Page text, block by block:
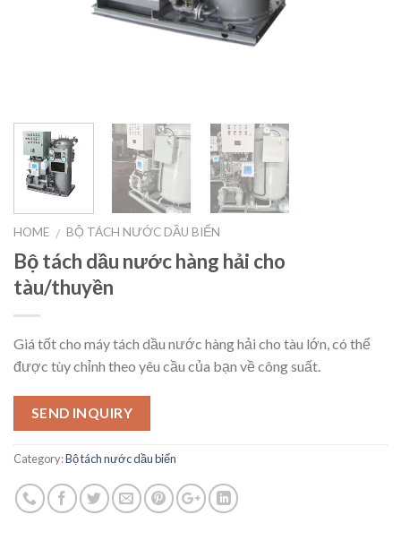
HOME / BỘ TÁCH NƯỚC DẦU BIỂN
Bộ tách dầu nước hàng hải cho
tàu/thuyền
Giá tốt cho máy tách dầu nước hàng hải cho tàu lớn, có thể
được tùy chỉnh theo yêu cầu của bạn về công suất.
SEND INQUIRY
Category:Bộ tách nước dầu biển